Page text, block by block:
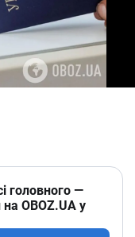
головного —
OBOZ.UA у